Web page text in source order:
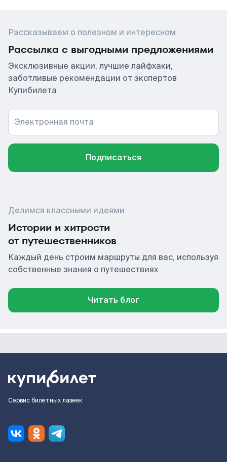
Рассказываем о полезном и интересном
Рассылка с выгодными предложениями
Эксклюзивные акции, лучшие лайфхаки,
заботливые рекомендации от экспертов
Купибилета
Электронная почта
Подписаться
Делимся классными идеями
Истории и хитрости
от путешественников
Каждый день строим маршруты для вас, используя
собственные знания о путешествиях
Читать блог
Сервис билетных лазеек